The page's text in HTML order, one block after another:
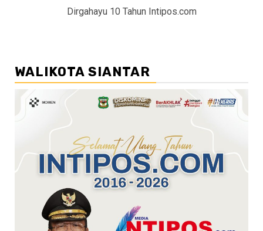
Dirgahayu 10 Tahun Intipos.com
WALIKOTA SIANTAR